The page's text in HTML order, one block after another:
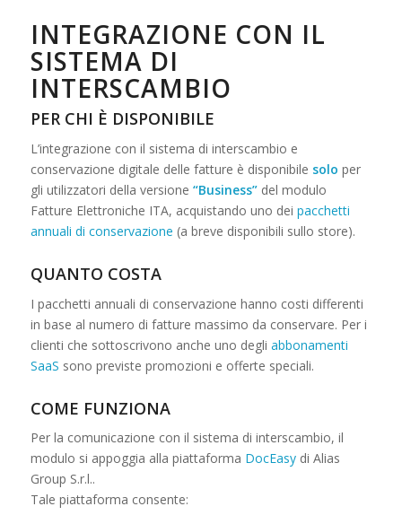
INTEGRAZIONE CON IL
SISTEMA DI
INTERSCAMBIO
PER CHI È DISPONIBILE
L’integrazione con il sistema di interscambio e
conservazione digitale delle fatture è disponibile solo per
gli utilizzatori della versione “Business”del modulo
Fatture Elettroniche ITA, acquistando uno dei pacchetti
annuali di conservazione (a breve disponibili sullo store).
QUANTO COSTA
I pacchetti annuali di conservazione hanno costi differenti
in base al numero di fatture massimo da conservare. Per i
clienti che sottoscrivono anche uno degli abbonamenti
SaaS sono previste promozioni e offerte speciali.
COME FUNZIONA
Per la comunicazione con il sistema di interscambio, il
modulo si appoggia alla piattaforma DocEasydi Alias
Group S.r.l..
Tale piattaforma consente: